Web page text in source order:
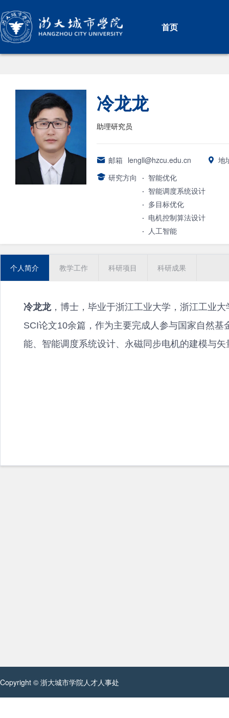
首页
冷龙龙
助理研究员
邮箱 lengll@hzcu.edu.cn
地
研究方向
· 智能优化
· 智能调度系统设计
· 多目标优化
· 电机控制算法设计
· 人工智能
个人简介 教学工作 科研项目 科研成果
冷龙龙，博士，毕业于浙江工业大学，浙江工业
SCI论文10余篇，作为主要完成人参与国家自然
能、智能调度系统设计、永磁同步电机的建模与矢
Copyright © 浙大城市学院人才人事处